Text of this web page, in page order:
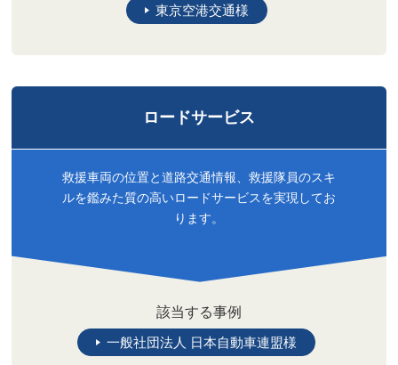
東京空港交通様
ロードサービス
救援車両の位置と道路交通情報、救援隊員のスキ
ルを鑑みた質の高いロードサービスを実現してお
ります。
該当する事例
一般社団法人 日本自動車連盟様